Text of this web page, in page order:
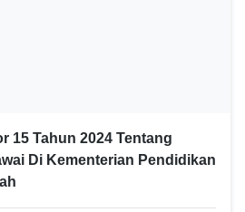
15 Tahun 2024 Tentang
Di Kementerian Pendidikan